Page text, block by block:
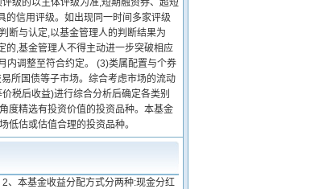
级的以主体评级为准,短期融资券、超短
的信用评级。如出现同一时间多家评级
断与认定,以基金管理人的判断结果为
的,基金管理人不得主动进一步突破相应
内调整至符合约定。 (3)类属配置与个券
所国债等子市场。综合考虑市场的流动
税后收益)进行综合分析后确定各类别
度精选有投资价值的投资品种。本基金
估或估值合理的投资品种。
、本基金收益分配方式分两种:现金分红